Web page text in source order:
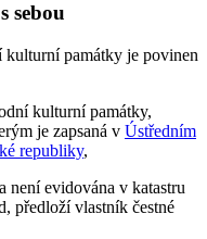
sebou
památky je povinen
kulturní památky,
je zapsaná v Ústředním
republiky,
není evidována v katastru
předloží vlastník čestné